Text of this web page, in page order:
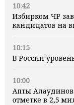
10:42
Избирком ЧР
кандидатов на
10:15
В России
10:00
Апты
отметке в 2,5